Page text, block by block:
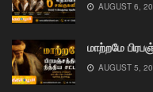
AUGUST 6,
மாற்றமே
AUGUST 5,